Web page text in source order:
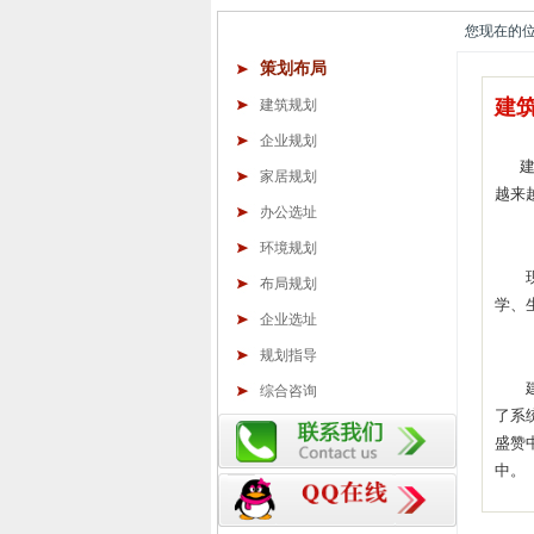
您现在的
策划布局
建筑规划
企业规划
家居规划
办公选址
环境规划
布局规划
企业选址
规划指导
综合咨询
建
建
越来
现
学、
建
了系
盛赞
中。